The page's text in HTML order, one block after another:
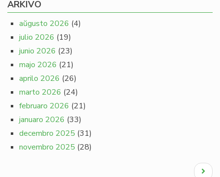
ARKIVO
aŭgusto 2026 (4)
julio 2026 (19)
junio 2026 (23)
majo 2026 (21)
aprilo 2026 (26)
marto 2026 (24)
februaro 2026 (21)
januaro 2026 (33)
decembro 2025 (31)
novembro 2025 (28)
Next